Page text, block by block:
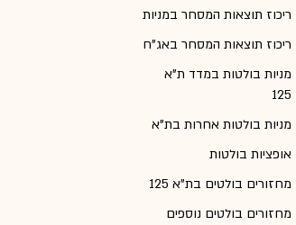
ריכוז תוצאות המסחר במניות
ריכוז תוצאות המסחר באג"ח
מניות בולטות במדד ת"א
125
מניות בולטות אחרות בת"א
אופציות בולטות
מחזורים בולטים בת"א 125
מחזורים בולטים נוספים